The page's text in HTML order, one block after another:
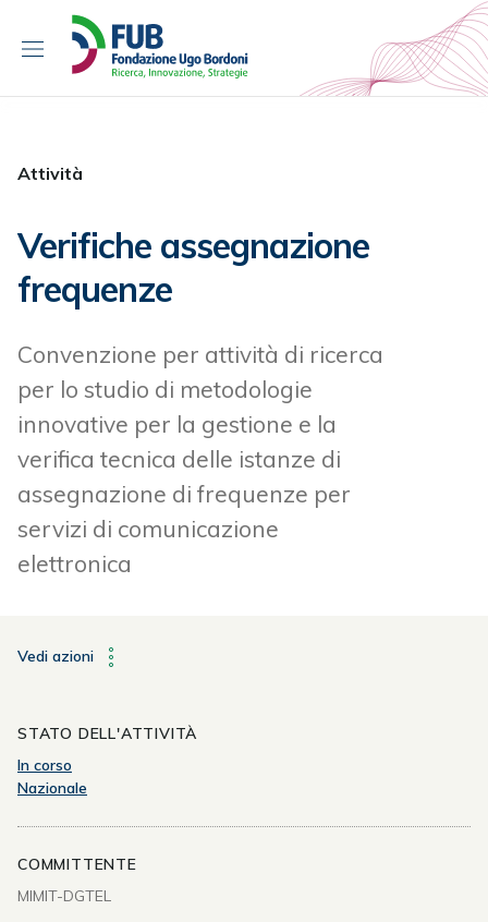
p
Attività
Verifiche assegnazione
frequenze
Convenzione per attività di ricerca
per lo studio di metodologie
innovative per la gestione e la
verifica tecnica delle istanze di
assegnazione di frequenze per
servizi di comunicazione
elettronica
Vedi azioni
STATO DELL'ATTIVITÀ
In corso
Nazionale
COMMITTENTE
MIMIT-DGTEL